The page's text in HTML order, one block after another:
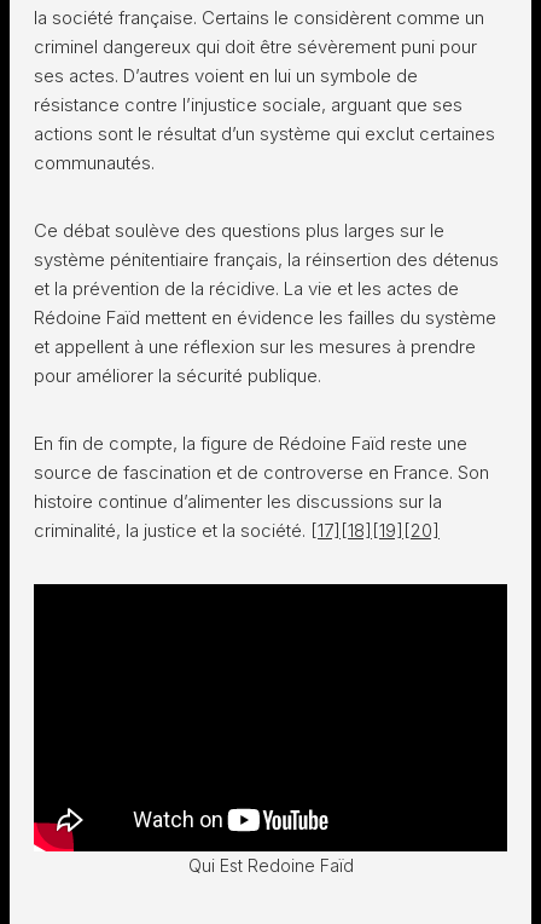
la société française. Certains le considèrent comme un
criminel dangereux qui doit être sévèrement puni pour
ses actes. D’autres voient en lui un symbole de
résistance contre l’injustice sociale, arguant que ses
actions sont le résultat d’un système qui exclut certaines
communautés.
Ce débat soulève des questions plus larges sur le
système pénitentiaire français, la réinsertion des détenus
et la prévention de la récidive. La vie et les actes de
Rédoine Faïd mettent en évidence les failles du système
et appellent à une réflexion sur les mesures à prendre
pour améliorer la sécurité publique.
En fin de compte, la figure de Rédoine Faïd reste une
source de fascination et de controverse en France. Son
histoire continue d’alimenter les discussions sur la
criminalité, la justice et la société. [17] [18] [19] [20]
Qui Est Redoine Faïd